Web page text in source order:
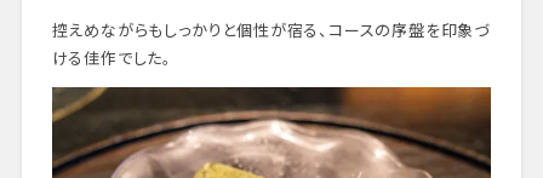
控えめながらもしっかりと個性が宿る、コースの序盤を印象づ
ける佳作でした。